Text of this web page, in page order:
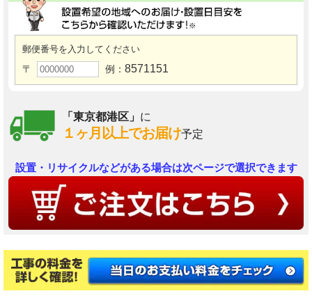
郵便番号を入力してください
〒 例： 8571151
「東京都港区」 に
１ヶ月以上でお届け予定
設置・リサイクルなどがある場合は次ページで選択できます